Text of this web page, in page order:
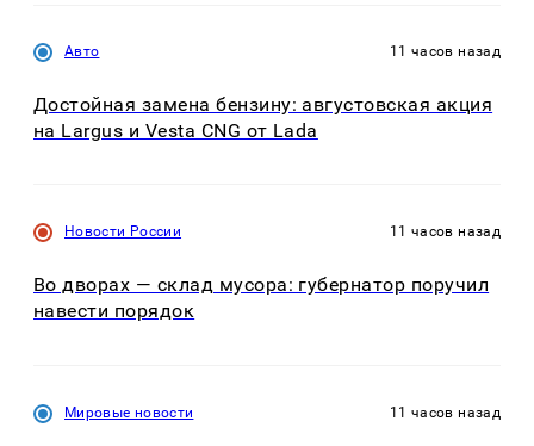
Авто 11 часов назад
Достойная замена бензину: августовская акция
на Largus и Vesta CNG от Lada
Новости России 11 часов назад
Во дворах — склад мусора: губернатор поручил
навести порядок
Мировые новости 11 часов назад